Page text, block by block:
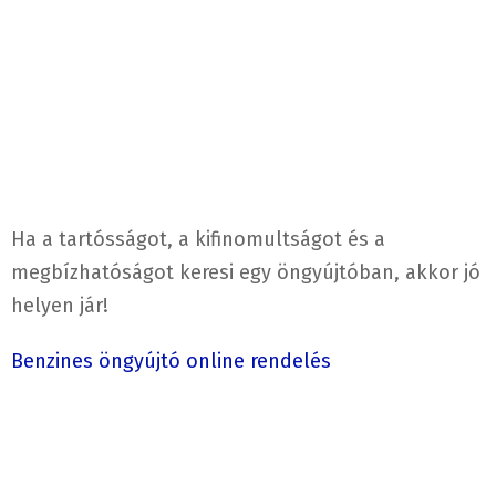
Ha a tartósságot, a kifinomultságot és a
megbízhatóságot keresi egy öngyújtóban, akkor jó
helyen jár!
Benzines öngyújtó online rendelés